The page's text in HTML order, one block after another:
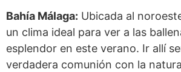
Bahía Málaga: Ubicada al
un clima ideal para ver a las
esplendor en este verano. Ir allí
verdadera comunión con la